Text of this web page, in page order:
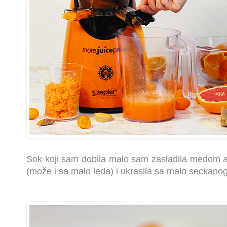
Sok koji sam dobila malo sam zasladila medom
(može i sa malo leda) i ukrasila sa malo